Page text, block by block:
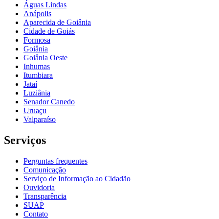
Águas Lindas
Anápolis
Aparecida de Goiânia
Cidade de Goiás
Formosa
Goiânia
Goiânia Oeste
Inhumas
Itumbiara
Jataí
Luziânia
Senador Canedo
Uruaçu
Valparaíso
Serviços
Perguntas frequentes
Comunicação
Serviço de Informação ao Cidadão
Ouvidoria
Transparência
SUAP
Contato